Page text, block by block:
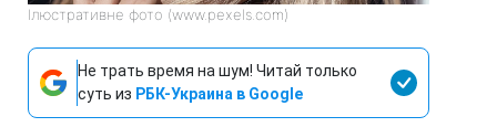
Ілюстративне фото (www.pexels.com)
Не трать время на шум! Читай только
суть из РБК-Украина в Google